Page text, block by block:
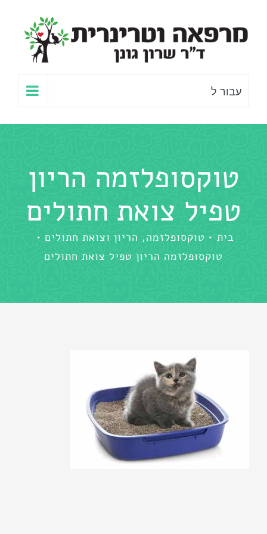
לתוכן
עבור ל
טוקסופלזמה הריון
טפיל צואת חתולים
בית
טוקסופלזמה, הריון וצואת חתולים
טוקסופלזמה הריון טפיל צואת חתולים